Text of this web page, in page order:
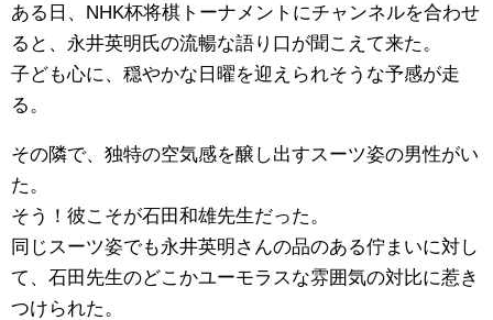
ある日、NHK杯将棋トーナメントにチャンネルを合わせ
ると、永井英明氏の流暢な語り口が聞こえて来た。
子ども心に、穏やかな日曜を迎えられそうな予感が走
る。
その隣で、独特の空気感を醸し出すスーツ姿の男性がい
た。
そう！彼こそが石田和雄先生だった。
同じスーツ姿でも永井英明さんの品のある佇まいに対し
て、石田先生のどこかユーモラスな雰囲気の対比に惹き
つけられた。